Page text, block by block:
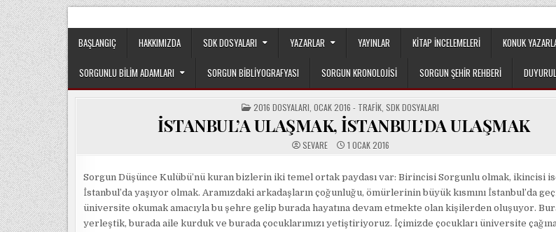
Skip
to
content
BAŞLANGIÇ HAKKIMIZDA SDK DOSYALARI YAZARLAR YAYINLAR KITAP İNCELEMELERI KONUK
SORGUNLU BILIM ADAMLARI SORGUN BIBLIYOGRAFYASI SORGUN KRONOLOJISI SORGUN ŞEHIR REHBERI
POSTED
IN
2016 DOSYALARI ,OCAK 2016 - TRAFIK SDK DOSYALARI
İSTANBUL’A ULAŞMAK, İSTANBUL’DA ULAŞMAK
SEVARE 1 OCAK 2016
Sorgun Düşünce Kulübü’nü kuran bizlerin iki temel ortak paydası var: Birincisi Sorgunlu olmak, ikincisi
İstanbul’da yaşıyor olmak. Aramızdaki arkadaşların çoğunluğu, ömürlerinin büyük kısmını İstanbul’da
üniversite okumak amacıyla bu şehre gelip burada hayatına devam etmekte olan kişilerden oluşuyor.
yerleştik, burada aile kurduk ve burada çocuklarımızı yetiştiriyoruz. İçimizde çocukları üniversite